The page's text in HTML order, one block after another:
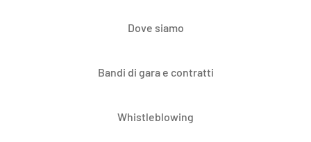
Dove siamo
Bandi di gara e contratti
Whistleblowing